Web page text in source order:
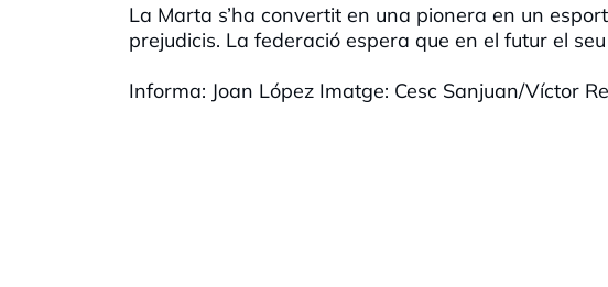
La Marta s’ha convertit en una pionera en un
prejudicis. La federació espera que en el futur el
Informa: Joan López Imatge: Cesc Sanjuan/Víctor